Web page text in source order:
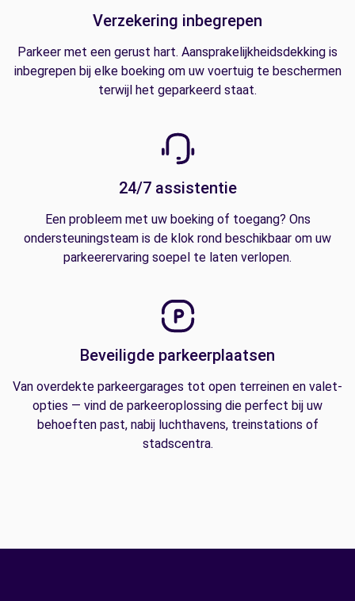
Verzekering inbegrepen
Parkeer met een gerust hart. Aansprakelijkheidsdekking is
inbegrepen bij elke boeking om uw voertuig te beschermen
terwijl het geparkeerd staat.
24/7 assistentie
Een probleem met uw boeking of toegang? Ons
ondersteuningsteam is de klok rond beschikbaar om uw
parkeerervaring soepel te laten verlopen.
Beveiligde parkeerplaatsen
Van overdekte parkeergarages tot open terreinen en valet-
opties — vind de parkeeroplossing die perfect bij uw
behoeften past, nabij luchthavens, treinstations of
stadscentra.